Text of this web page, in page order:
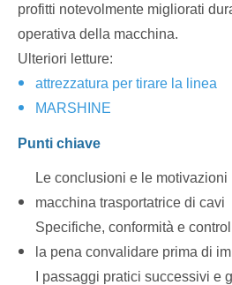
profitti notevolmente migliorati
operativa della macchina.
Ulteriori letture:
attrezzatura per tirare la linea
MARSHINE
Punti chiave
Le conclusioni e le
macchina trasportatrice di cavi
Specifiche, conformità e
la pena convalidare prima di
I passaggi pratici successivi e